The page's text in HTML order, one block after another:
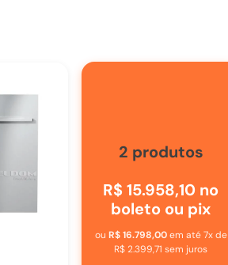
2 produtos
R$ 15.958,10 no
boleto ou pix
ou R$ 16.798,00em até7x de
R$ 2.399,71 sem juros